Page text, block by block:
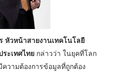
หัวหน้าสายงานเทคโนโลยี
ะเทศไทย กล่าวว่า ในยุคที่โลก
วามต้องการข้อมูลที่ถูกต้อง